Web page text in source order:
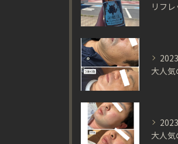
リフ
大人
大人